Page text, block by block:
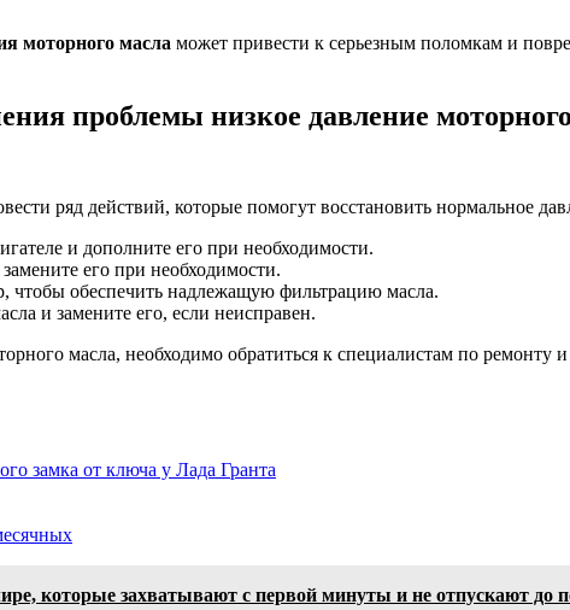
моторного масла может привести к серьезным поломкам и
проблемы низкое давление
ряд действий, которые помогут восстановить нормальное
и дополните его при необходимости.
его при необходимости.
чтобы обеспечить надлежащую фильтрацию масла.
и замените его, если неисправен.
масла, необходимо обратиться к специалистам по
замка от ключа у Лада Гранта
которые захватывают с первой минуты и не отпускают до